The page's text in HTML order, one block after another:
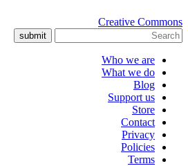
Creative Commons
submit
Who we are
What we do
Blog
Support us
Store
Contact
Privacy
Policies
Terms